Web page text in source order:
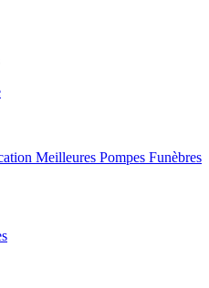
Meilleures Pompes Funèbres